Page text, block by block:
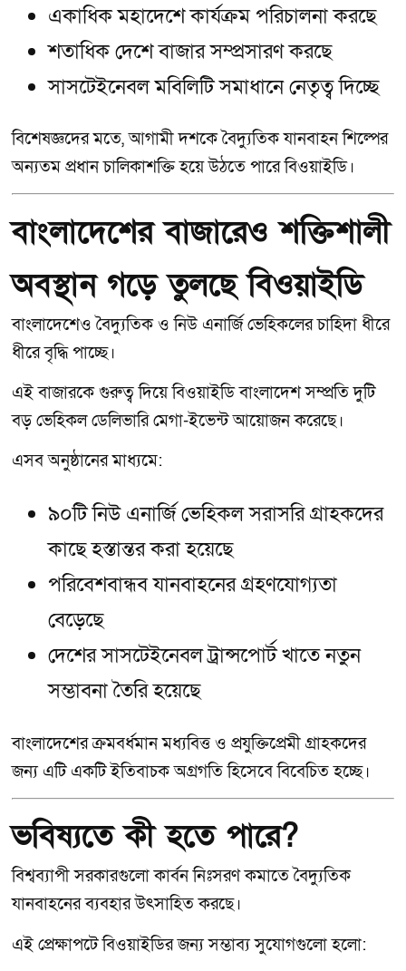
একাধিক মহাদেশে কার্যক্রম পরিচালনা করছে
শতাধিক দেশে বাজার সম্প্রসারণ করছে
সাসটেইনেবল মবিলিটি সমাধানে নেতৃত্ব দিচ্ছে
বিশেষজ্ঞদের মতে, আগামী দশকে বৈদ্যুতিক যানবাহন শিল্পের
অন্যতম প্রধান চালিকাশক্তি হয়ে উঠতে পারে বিওয়াইডি।
বাংলাদেশের বাজারেও শক্তিশালী
অবস্থান গড়ে তুলছে বিওয়াইডি
বাংলাদেশেও বৈদ্যুতিক ও নিউ এনার্জি ভেহিকলের চাহিদা ধীরে
ধীরে বৃদ্ধি পাচ্ছে।
এই বাজারকে গুরুত্ব দিয়ে বিওয়াইডি বাংলাদেশ সম্প্রতি দুটি
বড় ভেহিকল ডেলিভারি মেগা-ইভেন্ট আয়োজন করেছে।
এসব অনুষ্ঠানের মাধ্যমে:
৯০টি নিউ এনার্জি ভেহিকল সরাসরি গ্রাহকদের
কাছে হস্তান্তর করা হয়েছে
পরিবেশবান্ধব যানবাহনের গ্রহণযোগ্যতা
বেড়েছে
দেশের সাসটেইনেবল ট্রান্সপোর্ট খাতে নতুন
সম্ভাবনা তৈরি হয়েছে
বাংলাদেশের ক্রমবর্ধমান মধ্যবিত্ত ও প্রযুক্তিপ্রেমী গ্রাহকদের
জন্য এটি একটি ইতিবাচক অগ্রগতি হিসেবে বিবেচিত হচ্ছে।
ভবিষ্যতে কী হতে পারে?
বিশ্বব্যাপী সরকারগুলো কার্বন নিঃসরণ কমাতে বৈদ্যুতিক
যানবাহনের ব্যবহার উৎসাহিত করছে।
এই প্রেক্ষাপটে বিওয়াইডির জন্য সম্ভাব্য সুযোগগুলো হলো: